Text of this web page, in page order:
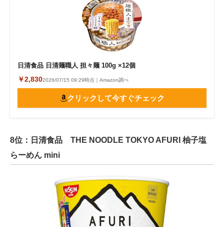
日清食品 日清麺職人 担々麺 100g ×12個
￥2,8302026/07/15 09:29時点｜Amazon調べ
クリックして今すぐチェック
8位：日清食品 THE NOODLE TOKYO AFURI 柚子塩
らーめん mini